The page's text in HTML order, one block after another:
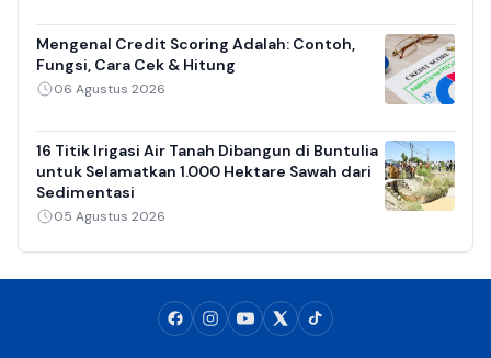
Mengenal Credit Scoring Adalah: Contoh,
Fungsi, Cara Cek & Hitung
06 Agustus 2026
16 Titik Irigasi Air Tanah Dibangun di Buntulia
untuk Selamatkan 1.000 Hektare Sawah dari
Sedimentasi
05 Agustus 2026